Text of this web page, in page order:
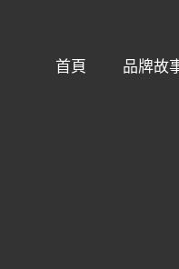
首頁 品牌故